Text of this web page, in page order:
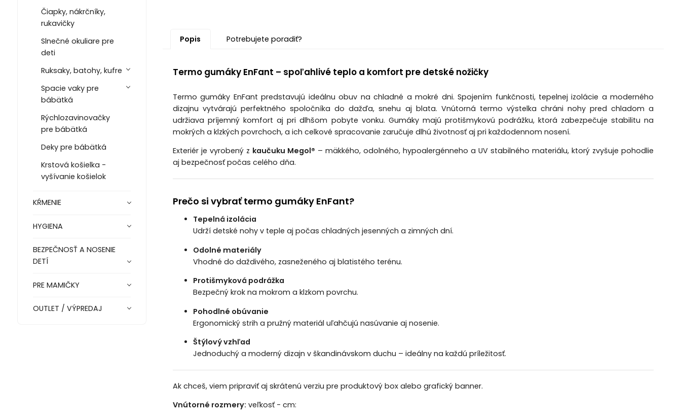
Čiapky, nákrčníky,
rukavičky
Slnečné okuliare pre
deti
Ruksaky, batohy, kufre
Spacie vaky pre
bábätká
Rýchlozavinovačky
pre bábätká
Deky pre bábätká
Krstová košielka -
vyšívanie košielok
KŔMENIE
HYGIENA
BEZPEČNOSŤ A NOSENIE
DETÍ
PRE MAMIČKY
OUTLET / VÝPREDAJ
Popis Potrebujete poradiť?
Termo gumáky EnFant – spoľahlivé teplo a komfort pre detské nožičky
Termo gumáky EnFant predstavujú ideálnu obuv na chladné a mokré dni. Spojením funkčnosti, tepelnej izolácie a moderného
dizajnu vytvárajú perfektného spoločníka do dažďa, snehu aj blata. Vnútorná termo výstelka chráni nohy pred chladom a
udržiava príjemný komfort aj pri dlhšom pobyte vonku. Gumáky majú protišmykovú podrážku, ktorá zabezpečuje stabilitu na
mokrých a klzkých povrchoch, a ich celkové spracovanie zaručuje dlhú životnosť aj pri každodennom nosení.
Exteriér je vyrobený z kaučuku Megol® – mäkkého, odolného, hypoalergénneho a UV stabilného materiálu, ktorý zvyšuje pohodlie
aj bezpečnosť počas celého dňa.
Prečo si vybrať termo gumáky EnFant?
Tepelná izolácia
Udrží detské nohy v teple aj počas chladných jesenných a zimných dní.
Odolné materiály
Vhodné do daždivého, zasneženého aj blatistého terénu.
Protišmyková podrážka
Bezpečný krok na mokrom a klzkom povrchu.
Pohodlné obúvanie
Ergonomický strih a pružný materiál uľahčujú nasúvanie aj nosenie.
Štýlový vzhľad
Jednoduchý a moderný dizajn v škandinávskom duchu – ideálny na každú príležitosť.
Ak chceš, viem pripraviť aj skrátenú verziu pre produktový box alebo grafický banner.
Vnútorné rozmery: veľkosť - cm: